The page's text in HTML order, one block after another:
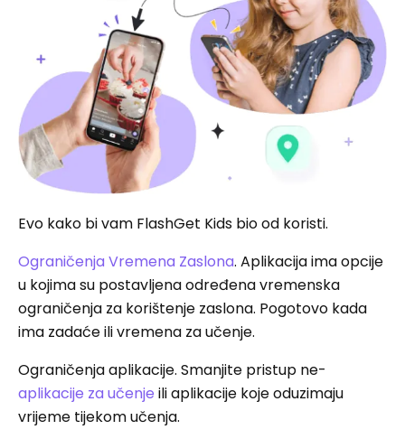
Evo kako bi vam FlashGet Kids bio od koristi.
Ograničenja Vremena Zaslona. Aplikacija ima opcije
u kojima su postavljena određena vremenska
ograničenja za korištenje zaslona. Pogotovo kada
ima zadaće ili vremena za učenje.
Ograničenja aplikacije. Smanjite pristup ne-
aplikacije za učenje ili aplikacije koje oduzimaju
vrijeme tijekom učenja.